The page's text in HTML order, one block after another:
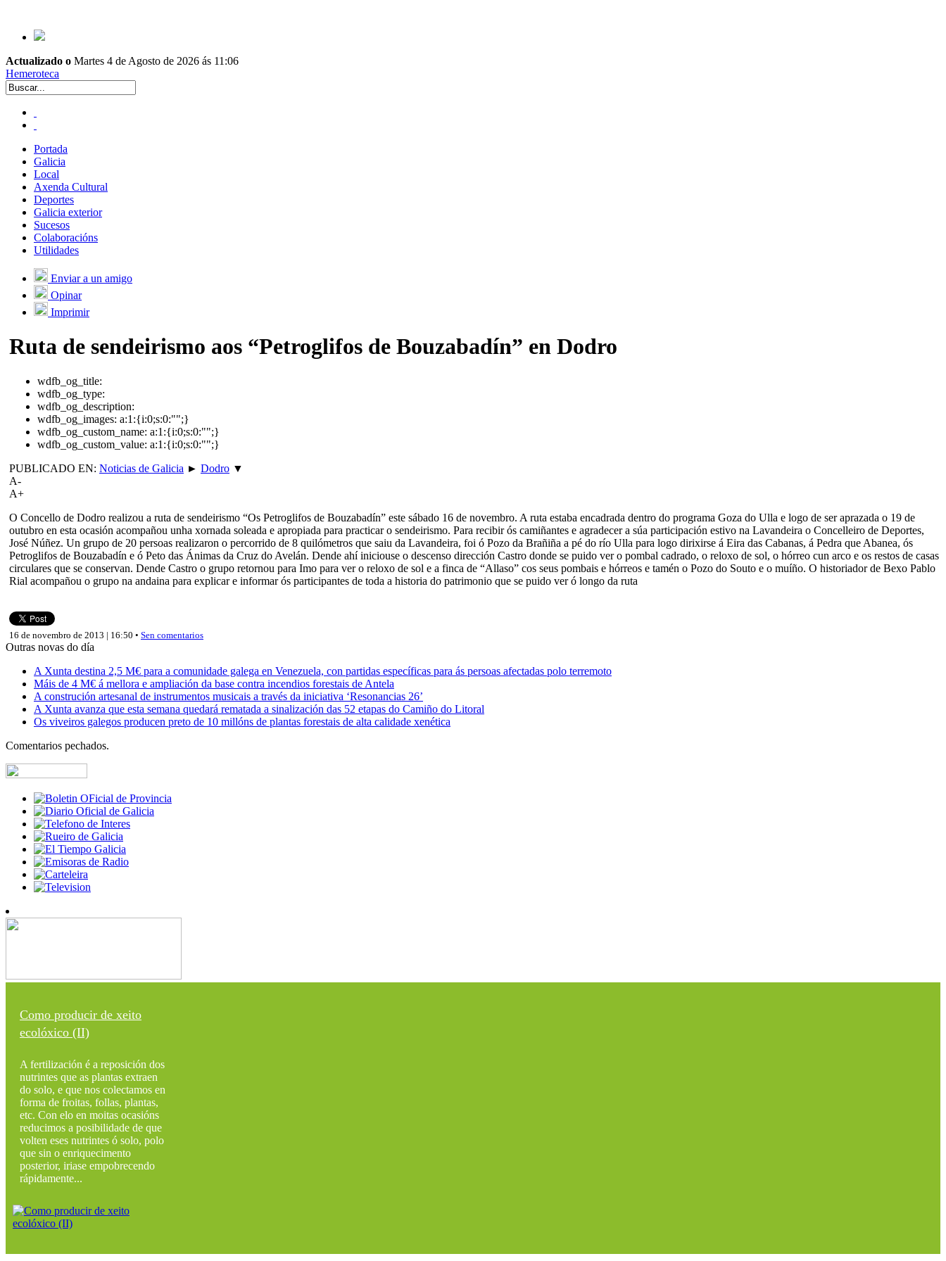
Actualizado o Martes 4 de Agosto de 2026 ás 11:06
Hemeroteca
Portada
Galicia
Local
Axenda Cultural
Deportes
Galicia exterior
Sucesos
Colaboracións
Utilidades
Enviar a un amigo
Opinar
Imprimir
Ruta de sendeirismo aos “Petroglifos de Bouzabadín” en Dodro
wdfb_og_title:
wdfb_og_type:
wdfb_og_description:
wdfb_og_images: a:1:{i:0;s:0:"";}
wdfb_og_custom_name: a:1:{i:0;s:0:"";}
wdfb_og_custom_value: a:1:{i:0;s:0:"";}
PUBLICADO EN: Noticias de Galicia ► Dodro ▼
A-
A+
O Concello de Dodro realizou a ruta de sendeirismo “Os Petroglifos de Bouzabadín” este sábado 16 de novembro. A ruta estaba encadrada dentro do programa Goza do Ulla e logo de ser aprazada o 19 de
outubro en esta ocasión acompañou unha xornada soleada e apropiada para practicar o sendeirismo. Para recibir ós camiñantes e agradecer a súa participación estivo na Lavandeira o Concelleiro de Deportes,
José Núñez. Un grupo de 20 persoas realizaron o percorrido de 8 quilómetros que saiu da Lavandeira, foi ó Pozo da Brañiña a pé do río Ulla para logo dirixirse á Eira das Cabanas, á Pedra que Abanea, ós
Petroglifos de Bouzabadín e ó Peto das Ánimas da Cruz do Avelán. Dende ahí iniciouse o descenso dirección Castro donde se puido ver o pombal cadrado, o reloxo de sol, o hórreo cun arco e os restos de casas
circulares que se conservan. Dende Castro o grupo retornou para Imo para ver o reloxo de sol e a finca de “Allaso” cos seus pombais e hórreos e tamén o Pozo do Souto e o muíño. O historiador de Bexo Pablo
Rial acompañou o grupo na andaina para explicar e informar ós participantes de toda a historia do patrimonio que se puido ver ó longo da ruta
16 de novembro de 2013 | 16:50 • Sen comentarios
Outras novas do día
A Xunta destina 2,5 M€ para a comunidade galega en Venezuela, con partidas específicas para ás persoas afectadas polo terremoto
Máis de 4 M€ á mellora e ampliación da base contra incendios forestais de Antela
A construción artesanal de instrumentos musicais a través da iniciativa ‘Resonancias 26’
A Xunta avanza que esta semana quedará rematada a sinalización das 52 etapas do Camiño do Litoral
Os viveiros galegos producen preto de 10 millóns de plantas forestais de alta calidade xenética
Comentarios pechados.
Como producir de xeito
ecolóxico (II)
A fertilización é a reposición dos
nutrintes que as plantas extraen
do solo, e que nos colectamos en
forma de froitas, follas, plantas,
etc. Con elo en moitas ocasións
reducimos a posibilidade de que
volten eses nutrintes ó solo, polo
que sin o enriquecimento
posterior, iriase empobrecendo
rápidamente...